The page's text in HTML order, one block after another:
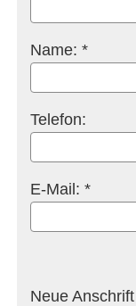
Name: *
Telefon:
E-Mail: *
Neue Anschrift